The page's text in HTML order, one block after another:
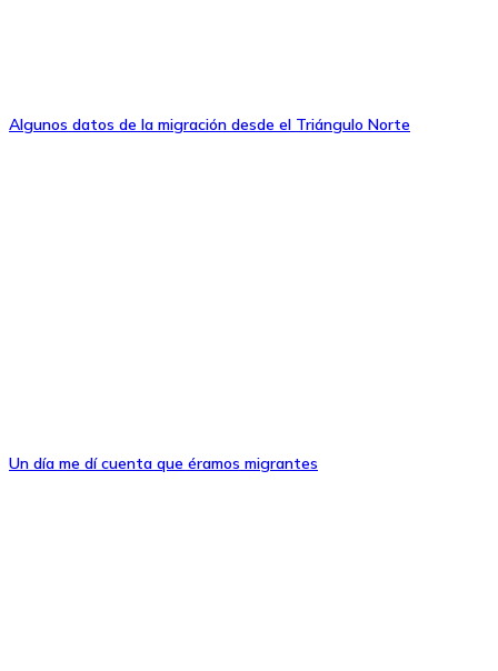
Algunos datos de la migración desde el Triángulo Norte
Un día me dí cuenta que éramos migrantes